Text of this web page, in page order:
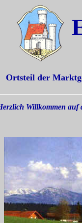
Ortsteil der
Willkommen auf